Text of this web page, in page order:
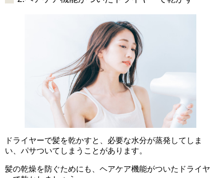
ドライヤーで髪を乾かすと、必要な水分が蒸発してしま
い、パサついてしまうことがあります。
髪の乾燥を防ぐためにも、ヘアケア機能がついたドライヤ